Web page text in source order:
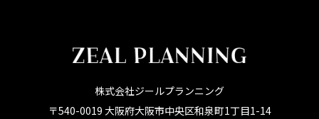
株式会社ジールプランニング
〒540-0019 大阪府大阪市中央区和泉町1丁目1-14